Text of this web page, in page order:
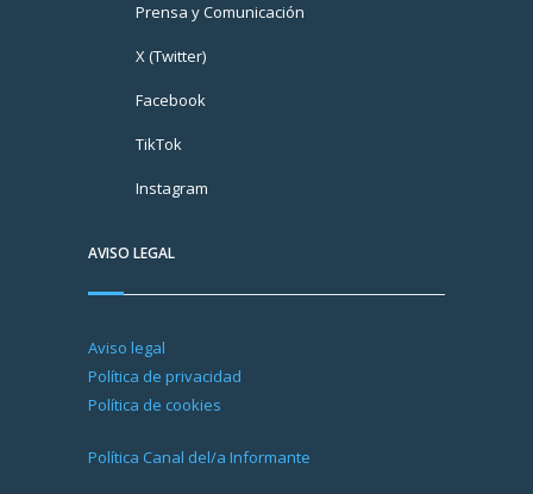
Prensa y Comunicación
X (Twitter)
Facebook
TikTok
Instagram
AVISO LEGAL
Aviso legal
Política de privacidad
Política de cookies
Política Canal del/a Informante